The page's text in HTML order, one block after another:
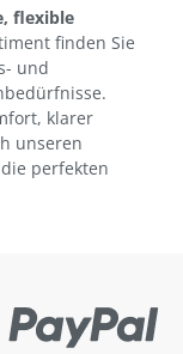
flexible
finden Sie
und
klarer
unseren
perfekten